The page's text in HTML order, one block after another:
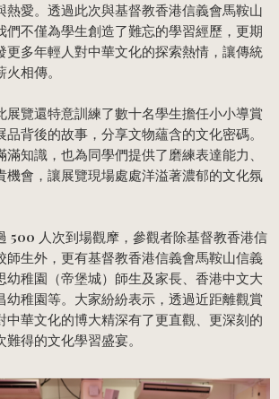
熱愛。透過此次與基督教香港信義會馬鞍山
們不僅為學生創造了難忘的學習經歷，更期
更多年輕人對中華文化的探索熱情，讓傳統
相傳。
展覽還特意訓練了數十名學生擔任小小導賞
品背後的故事，分享文物蘊含的文化密碼。
知識，也為同學們提供了磨練表達能力、
機會，讓展覽現場處處洋溢著濃郁的文化氛
500 人次到場觀摩，參觀者除基督教香港信
師生外，更有基督教香港信義會馬鞍山信義
幼稚園（帝堡城）師生及家長、香港中文大
幼稚園等。大家紛紛表示，透過近距離觀賞
中華文化的博大精深有了更直觀、更深刻的
得的文化學習盛宴。